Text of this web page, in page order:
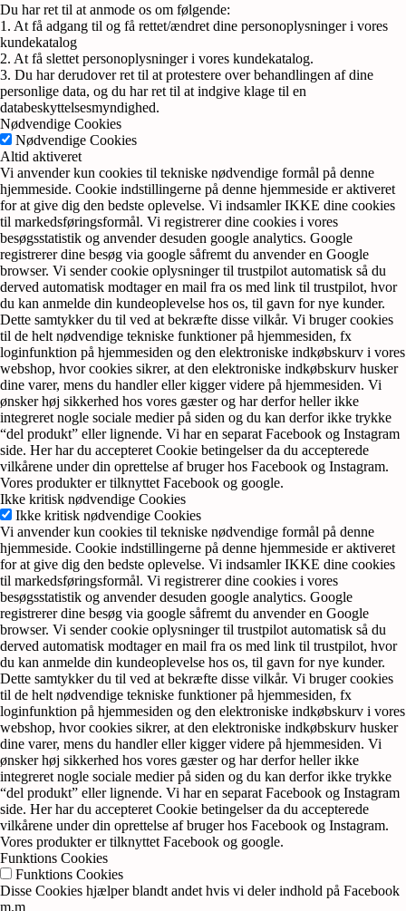
Du har ret til at anmode os om følgende:
1. At få adgang til og få rettet/ændret dine personoplysninger i vores
kundekatalog
2. At få slettet personoplysninger i vores kundekatalog.
3. Du har derudover ret til at protestere over behandlingen af dine
personlige data, og du har ret til at indgive klage til en
databeskyttelsesmyndighed.
Nødvendige Cookies
Nødvendige Cookies
Altid aktiveret
Vi anvender kun cookies til tekniske nødvendige formål på denne
hjemmeside. Cookie indstillingerne på denne hjemmeside er aktiveret
for at give dig den bedste oplevelse. Vi indsamler IKKE dine cookies
til markedsføringsformål. Vi registrerer dine cookies i vores
besøgsstatistik og anvender desuden google analytics. Google
registrerer dine besøg via google såfremt du anvender en Google
browser. Vi sender cookie oplysninger til trustpilot automatisk så du
derved automatisk modtager en mail fra os med link til trustpilot, hvor
du kan anmelde din kundeoplevelse hos os, til gavn for nye kunder.
Dette samtykker du til ved at bekræfte disse vilkår. Vi bruger cookies
til de helt nødvendige tekniske funktioner på hjemmesiden, fx
loginfunktion på hjemmesiden og den elektroniske indkøbskurv i vores
webshop, hvor cookies sikrer, at den elektroniske indkøbskurv husker
dine varer, mens du handler eller kigger videre på hjemmesiden. Vi
ønsker høj sikkerhed hos vores gæster og har derfor heller ikke
integreret nogle sociale medier på siden og du kan derfor ikke trykke
“del produkt” eller lignende. Vi har en separat Facebook og Instagram
side. Her har du accepteret Cookie betingelser da du accepterede
vilkårene under din oprettelse af bruger hos Facebook og Instagram.
Vores produkter er tilknyttet Facebook og google.
Ikke kritisk nødvendige Cookies
Ikke kritisk nødvendige Cookies
Vi anvender kun cookies til tekniske nødvendige formål på denne
hjemmeside. Cookie indstillingerne på denne hjemmeside er aktiveret
for at give dig den bedste oplevelse. Vi indsamler IKKE dine cookies
til markedsføringsformål. Vi registrerer dine cookies i vores
besøgsstatistik og anvender desuden google analytics. Google
registrerer dine besøg via google såfremt du anvender en Google
browser. Vi sender cookie oplysninger til trustpilot automatisk så du
derved automatisk modtager en mail fra os med link til trustpilot, hvor
du kan anmelde din kundeoplevelse hos os, til gavn for nye kunder.
Dette samtykker du til ved at bekræfte disse vilkår. Vi bruger cookies
til de helt nødvendige tekniske funktioner på hjemmesiden, fx
loginfunktion på hjemmesiden og den elektroniske indkøbskurv i vores
webshop, hvor cookies sikrer, at den elektroniske indkøbskurv husker
dine varer, mens du handler eller kigger videre på hjemmesiden. Vi
ønsker høj sikkerhed hos vores gæster og har derfor heller ikke
integreret nogle sociale medier på siden og du kan derfor ikke trykke
“del produkt” eller lignende. Vi har en separat Facebook og Instagram
side. Her har du accepteret Cookie betingelser da du accepterede
vilkårene under din oprettelse af bruger hos Facebook og Instagram.
Vores produkter er tilknyttet Facebook og google.
Funktions Cookies
Funktions Cookies
Disse Cookies hjælper blandt andet hvis vi deler indhold på Facebook
m.m